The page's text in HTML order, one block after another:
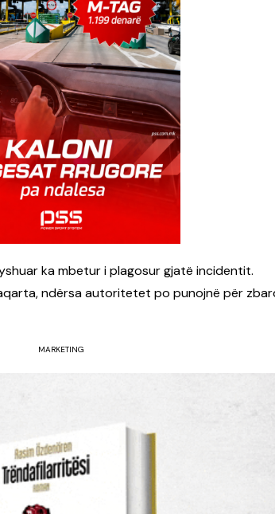
ka mbetur i plagosur gjatë incidentit.
ndërsa autoritetet po punojnë për
MARKETING